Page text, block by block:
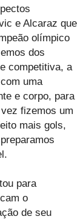
e Alcaraz que
olímpico
dos
competitiva, a
uma
e corpo, para
fizemos um
mais gols,
para
o
de seu